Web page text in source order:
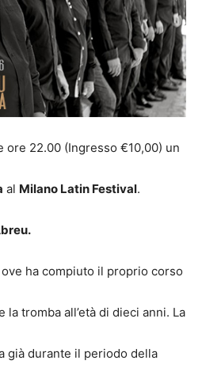
ore 22.00 (Ingresso €10,00) un
al Milano Latin Festival.
ha compiuto il proprio corso
la tromba all’età di dieci anni. La
già durante il periodo della